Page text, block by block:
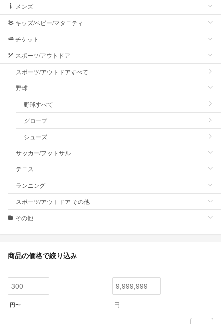
メンズ
キッズ/ベビー/マタニティ
チケット
スポーツ/アウトドア
スポーツ/アウトドアすべて
野球
野球すべて
グローブ
シューズ
サッカー/フットサル
テニス
ランニング
スポーツ/アウトドア その他
その他
商品の価格で絞り込み
円〜 円